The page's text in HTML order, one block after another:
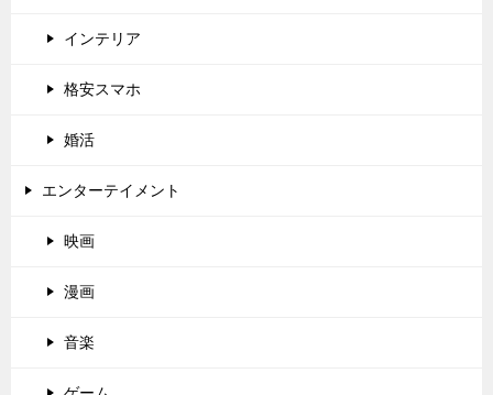
インテリア
格安スマホ
婚活
エンターテイメント
映画
漫画
音楽